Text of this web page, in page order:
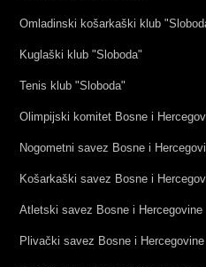
Omladinski košarkaški klub
Kuglaški klub "Sloboda"
Tenis klub "Sloboda"
Olimpijski komitet Bosne i
Nogometni savez Bosne i
Košarkaški savez Bosne i
Atletski savez Bosne i Hercegovine
Plivački savez Bosne i Hercegovine